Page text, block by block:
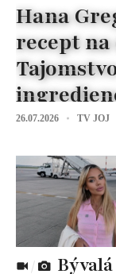
Hana
recept
26.07.2026 TV JOJ